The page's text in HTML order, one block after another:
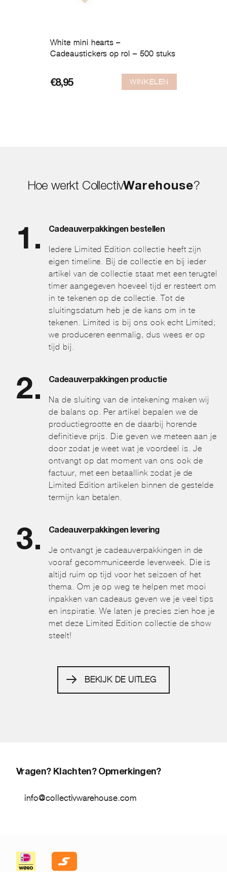
White mini hearts –
Cadeaustickers op rol – 500 stuks
€8,95 WINKELEN
Hoe werkt CollectivWarehouse?
Cadeauverpakkingen bestellen
Iedere Limited Edition collectie heeft zijn
eigen timeline. Bij de collectie en bij ieder
artikel van de collectie staat met een terugtel
timer aangegeven hoeveel tijd er resteert om
in te tekenen op de collectie. Tot de
sluitingsdatum heb je de kans om in te
tekenen. Limited is bij ons ook echt Limited;
we produceren eenmalig, dus wees er op
tijd bij.
Cadeauverpakkingen productie
Na de sluiting van de intekening maken wij
de balans op. Per artikel bepalen we de
productiegrootte en de daarbij horende
definitieve prijs. Die geven we meteen aan je
door zodat je weet wat je voordeel is. Je
ontvangt op dat moment van ons ook de
factuur, met een betaallink zodat je de
Limited Edition artikelen binnen de gestelde
termijn kan betalen.
Cadeauverpakkingen levering
Je ontvangt je cadeauverpakkingen in de
vooraf gecommuniceerde leverweek. Die is
altijd ruim op tijd voor het seizoen of het
thema. Om je op weg te helpen met mooi
inpakken van cadeaus geven we je veel tips
en inspiratie. We laten je precies zien hoe je
met deze Limited Edition collectie de show
steelt!
BEKIJK DE UITLEG
Vragen? Klachten? Opmerkingen?
info@collectivwarehouse.com